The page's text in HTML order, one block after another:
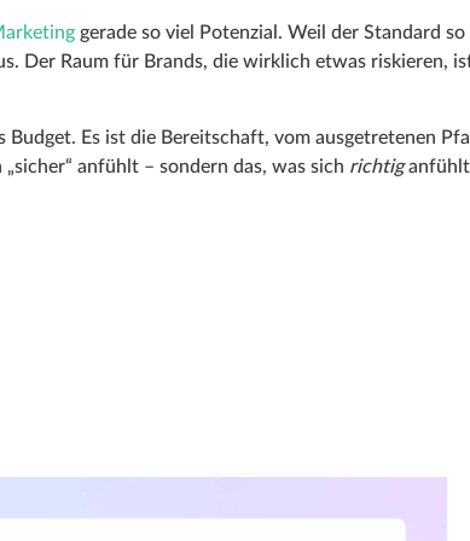
gerade so viel Potenzial. Weil der Standard so
Der Raum für Brands, die wirklich etwas riskieren,
Es ist die Bereitschaft, vom ausgetretenen
anfühlt – sondern das, was sich richtiganfühlt